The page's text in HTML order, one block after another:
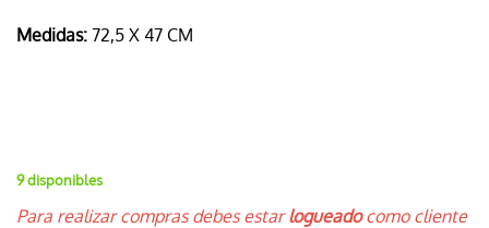
Medidas: 72,5 X 47 CM
9 disponibles
Para realizar compras debes estarlogueadocomo cliente